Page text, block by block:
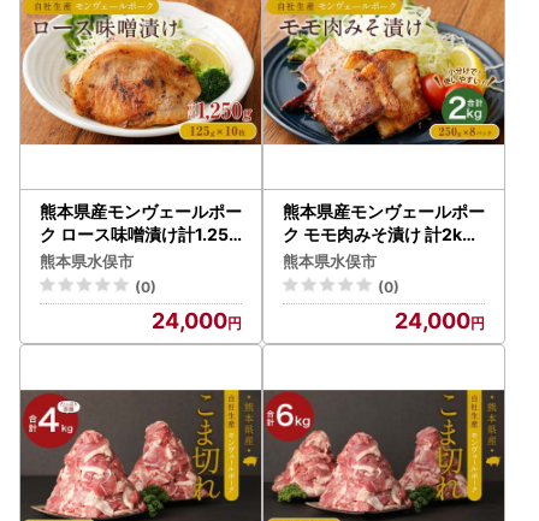
熊本県産モンヴェールポー
ク ロース味噌漬け計1.25k
g(125g×10)
熊本県水俣市
(0)
24,000
熊本県産モンヴェールポー
ク モモ肉みそ漬け 計2kg(
250g×8)
熊本県水俣市
(0)
24,000